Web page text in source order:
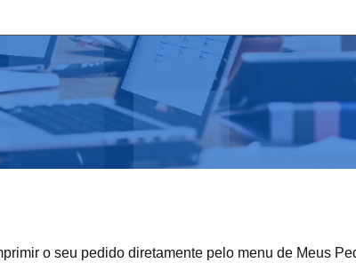
o seu pedido diretamente pelo menu de Meus